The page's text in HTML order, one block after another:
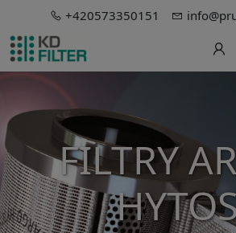
+420573350151
FILTRY
HYTOS